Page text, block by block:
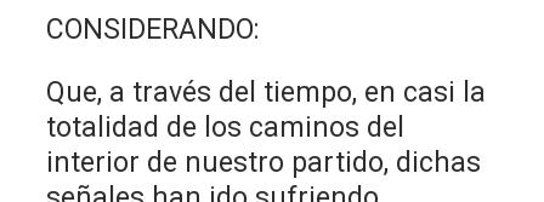
CONSIDERANDO:
Que, a través del tiempo, en casi la
totalidad de los caminos del
interior de nuestro partido, dichas